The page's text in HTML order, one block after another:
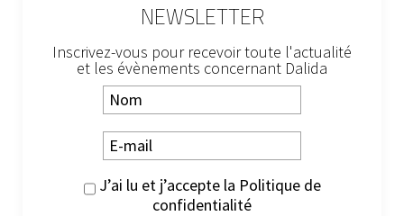
NEWSLETTER
Inscrivez-vous pour recevoir toute l'actualité
et les évènements concernant Dalida
J’ai lu et j’accepte la Politique de
confidentialité